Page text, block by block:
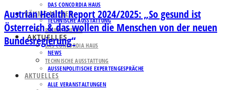
DAS CONCORDIA HAUS
TECHNISCHE AUSSTATTUNG
AKTUELLES
NEWS
AUSSENPOLITISCHE EXPERTENGESPRÄCHE
ALLE VERANSTALTUNGEN
RÄUME MIETEN
RÄUME MIETEN
DAS CONCORDIA HAUS
TECHNISCHE AUSSTATTUNG
AKTUELLES
Austrian Health Report 2024/2025: „So gesund ist
Österreich & das wollen die Menschen von der neuen
Bundesregierung“